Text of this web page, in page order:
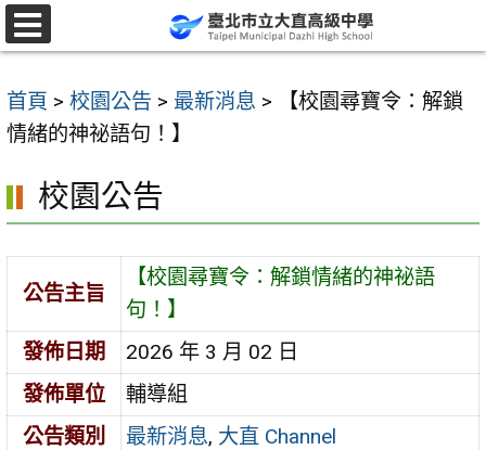
跳
至
要
內
區
首頁 > 校園公告 > 最新消息 >
【校園尋寶令：解鎖
情緒的神祕語句！】
校園公告
公告主旨
【校園尋寶令：解鎖情緒的神祕語
句！】
發佈日期
2026 年 3 月 02 日
發佈單位
輔導組
公告類別
最新消息, 大直 Channel
選
單